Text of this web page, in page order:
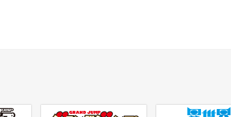
グランドジャンプ 異世界ヤンジャン